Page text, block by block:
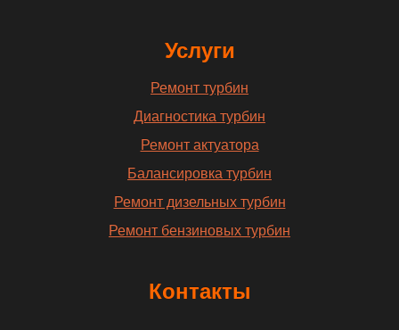
Услуги
Ремонт турбин
Диагностика турбин
Ремонт актуатора
Балансировка турбин
Ремонт дизельных турбин
Ремонт бензиновых турбин
Контакты